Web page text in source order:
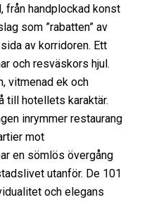
från handplockad konst
som ”rabatten” av
av korridoren. Ett
och resväskors hjul.
vitmenad ek och
till hotellets karaktär.
inrymmer restaurang
mot
en sömlös övergång
utanför. De 101
och elegans